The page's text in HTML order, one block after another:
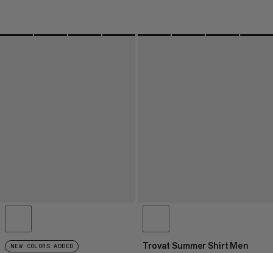
NEW COLORS ADDED Trovat Summer Shirt Men